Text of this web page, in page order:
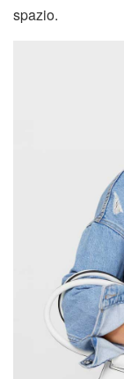
spazio.